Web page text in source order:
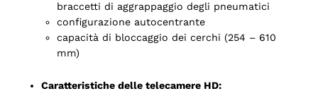
braccetti di aggrappaggio degli pneumatici
configurazione autocentrante
capacità di bloccaggio dei cerchi (254 – 610
mm)
Caratteristiche delle telecamere HD: